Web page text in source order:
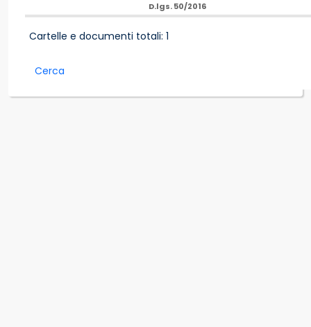
D.lgs. 50/2016
Cartelle e documenti totali: 1
Cerca